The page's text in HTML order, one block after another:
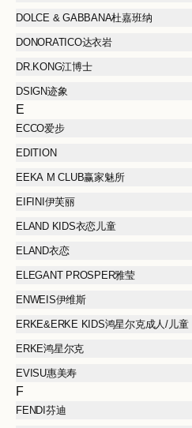
DOLCE & GABBANA杜嘉班纳
DONORATICO达衣岩
DR.KONG江博士
DSIGN迹象
E
ECCO爱步
EDITION
EEKA M CLUB赢家魅所
EIFINI伊芙丽
ELAND KIDS衣恋儿童
ELAND衣恋
ELEGANT PROSPER雅莹
ENWEIS伊维斯
ERKE&ERKE KIDS鸿星尔克成人/儿童
ERKE鸿星尔克
EVISU惠美寿
F
FENDI芬迪